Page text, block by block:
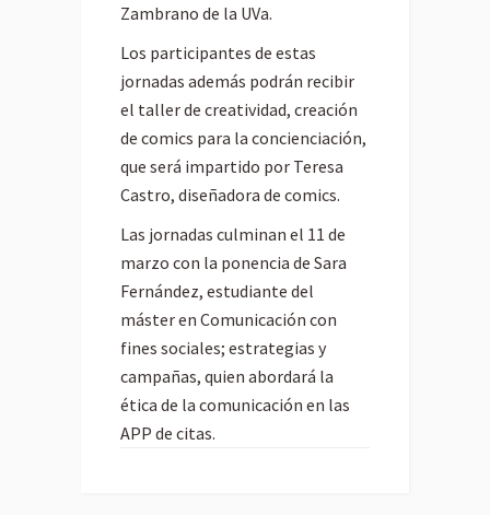
Zambrano de la UVa.
Los participantes de estas
jornadas además podrán recibir
el taller de creatividad, creación
de comics para la concienciación,
que será impartido por Teresa
Castro, diseñadora de comics.
Las jornadas culminan el 11 de
marzo con la ponencia de Sara
Fernández, estudiante del
máster en Comunicación con
fines sociales; estrategias y
campañas, quien abordará la
ética de la comunicación en las
APP de citas.